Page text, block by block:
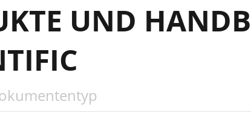
UND